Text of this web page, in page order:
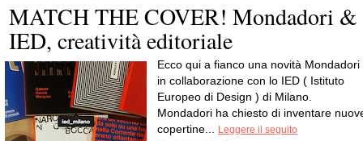
MATCH THE COVER! Mondadori &
IED, creatività editoriale
Ecco qui a fianco una novità Mondadori
in collaborazione con lo IED ( Istituto
Europeo di Design ) di Milano.
Mondadori ha chiesto di inventare
copertine...
Leggere il seguito